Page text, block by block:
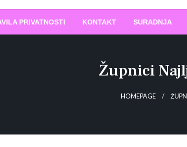
PRIVATNOSTI KONTAKT SURADNJA
Župnici
HOMEPAGE